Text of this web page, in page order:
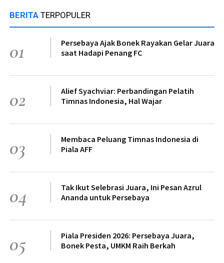
BERITA TERPOPULER
01
Persebaya Ajak Bonek Rayakan Gelar Juara
saat Hadapi Penang FC
02
Alief Syachviar: Perbandingan Pelatih
Timnas Indonesia, Hal Wajar
03
Membaca Peluang Timnas Indonesia di
Piala AFF
04
Tak Ikut Selebrasi Juara, Ini Pesan Azrul
Ananda untuk Persebaya
05
Piala Presiden 2026: Persebaya Juara,
Bonek Pesta, UMKM Raih Berkah